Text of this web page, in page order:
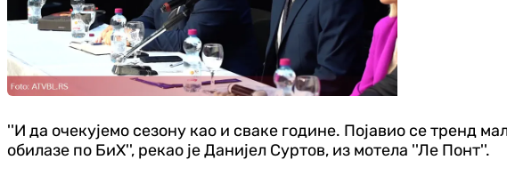
''И да очекујемо сезону као и сваке године. Појавио се тренд
обилазе по БиХ'', рекао је Данијел Суртов, из мотела ''Ле Понт''.